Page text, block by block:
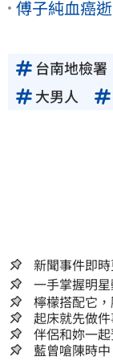
傅子純血癌
台南地檢署
大男人
新聞事件即
檸檬搭配它
起床就先做
小！
伴侶和妳一
藍曾嗆陳時